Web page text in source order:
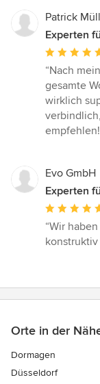
Patrick
Experten
Bewertung:
5
von
5
Sternen
“Nach
gesamte
wirklich
Evo GmbH
Experten
Bewertung:
5
“Wir
Orte in der
Dormagen
Düsseldorf